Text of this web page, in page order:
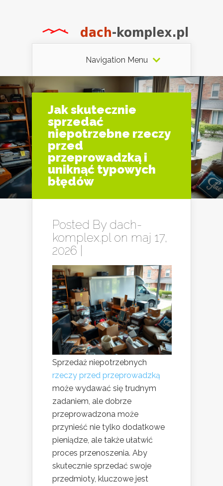
Navigation Menu
Jak skutecznie
sprzedać
niepotrzebne rzeczy
przed
przeprowadzką i
uniknąć typowych
błędów
Posted By dach-
komplex.plon maj 17,
2026 |
Sprzedaż niepotrzebnych
rzeczy przed przeprowadzką
może wydawać się trudnym
zadaniem, ale dobrze
przeprowadzona może
przynieść nie tylko dodatkowe
pieniądze, ale także ułatwić
proces przenoszenia. Aby
skutecznie sprzedać swoje
przedmioty, kluczowe jest